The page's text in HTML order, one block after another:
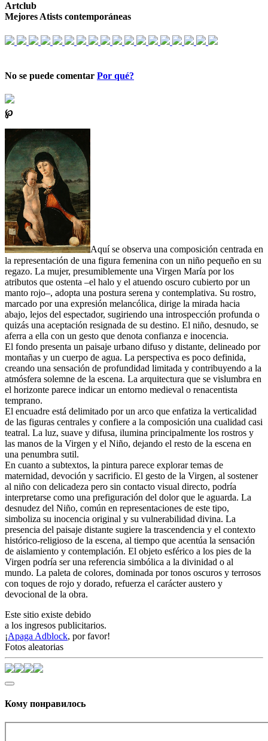
Artclub
Mejores Atists contemporáneas
No se puede comentar Por qué?
℘
Aquí se observa una composición centrada en
la representación de una figura femenina con un niño pequeño en su
regazo. La mujer, presumiblemente una Virgen María por los
atributos que ostenta –el halo y el atuendo oscuro cubierto por un
manto rojo–, adopta una postura serena y contemplativa. Su rostro,
marcado por una expresión melancólica, dirige la mirada hacia
abajo, lejos del espectador, sugiriendo una introspección profunda o
quizás una aceptación resignada de su destino. El niño, desnudo, se
aferra a ella con un gesto que denota confianza e inocencia.
El fondo presenta un paisaje urbano difuso y distante, delineado por
montañas y un cuerpo de agua. La perspectiva es poco definida,
creando una sensación de profundidad limitada y contribuyendo a la
atmósfera solemne de la escena. La arquitectura que se vislumbra en
el horizonte parece indicar un entorno medieval o renacentista
temprano.
El encuadre está delimitado por un arco que enfatiza la verticalidad
de las figuras centrales y confiere a la composición una cualidad casi
teatral. La luz, suave y difusa, ilumina principalmente los rostros y
las manos de la Virgen y el Niño, dejando el resto de la escena en
una penumbra sutil.
En cuanto a subtextos, la pintura parece explorar temas de
maternidad, devoción y sacrificio. El gesto de la Virgen, al sostener
al niño con delicadeza pero sin contacto visual directo, podría
interpretarse como una prefiguración del dolor que le aguarda. La
desnudez del Niño, común en representaciones de este tipo,
simboliza su inocencia original y su vulnerabilidad divina. La
presencia del paisaje distante sugiere la trascendencia y el contexto
histórico-religioso de la escena, al tiempo que acentúa la sensación
de aislamiento y contemplación. El objeto esférico a los pies de la
Virgen podría ser una referencia simbólica a la divinidad o al
mundo. La paleta de colores, dominada por tonos oscuros y terrosos
con toques de rojo y dorado, refuerza el carácter austero y
devocional de la obra.
Este sitio existe debido
a los ingresos publicitarios.
¡Apaga Adblock, por favor!
Fotos aleatorias
Кому понравилось